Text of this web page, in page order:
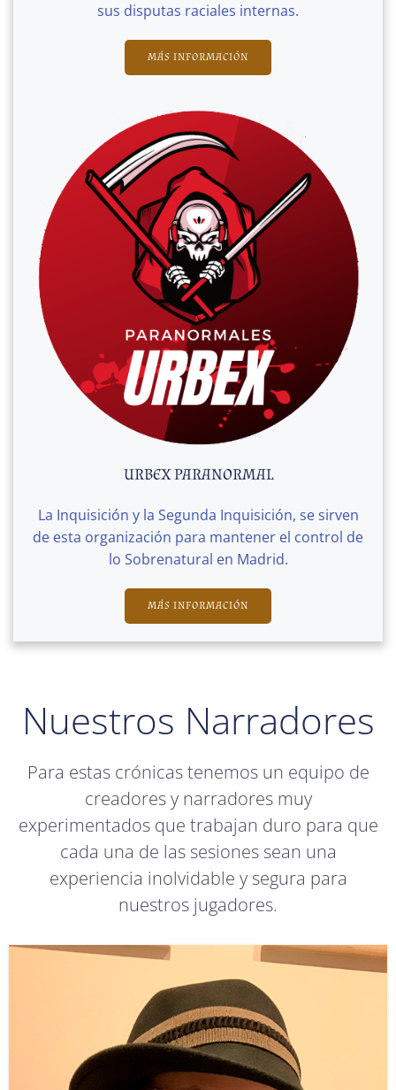
sus disputas raciales internas.
MÁS INFORMACIÓN
URBEX PARANORMAL
La Inquisición y la Segunda Inquisición, se sirven
de esta organización para mantener el control de
lo Sobrenatural en Madrid.
MÁS INFORMACIÓN
Nuestros Narradores
Para estas crónicas tenemos un equipo de
creadores y narradores muy
experimentados que trabajan duro para que
cada una de las sesiones sean una
experiencia inolvidable y segura para
nuestros jugadores.